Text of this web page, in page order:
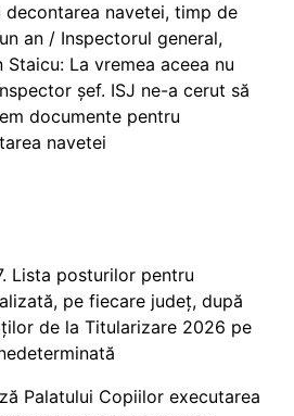
decontarea navetei, timp de
an / Inspectorul general,
Staicu: La vremea aceea nu
șef. ISJ ne-a cerut să
documente pentru
navetei
Lista posturilor pentru
pe fiecare județ, după
de la Titularizare 2026 pe
Palatului Copiilor executarea